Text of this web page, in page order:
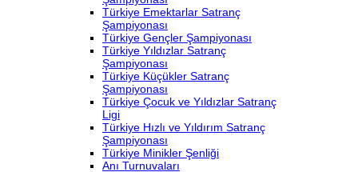
Türkiye Emektarlar Satranç
Şampiyonası
Türkiye Gençler Şampiyonası
Türkiye Yıldızlar Satranç
Şampiyonası
Türkiye Küçükler Satranç
Şampiyonası
Türkiye Çocuk ve Yıldızlar Satranç
Ligi
Türkiye Hızlı ve Yıldırım Satranç
Şampiyonası
Türkiye Minikler Şenliği
Anı Turnuvaları